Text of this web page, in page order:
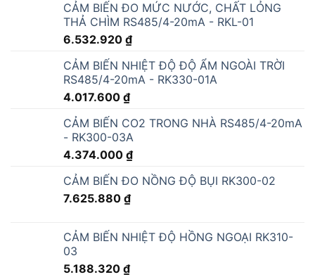
CẢM BIẾN ĐO MỨC NƯỚC, CHẤT LỎNG
THẢ CHÌM RS485/4-20mA - RKL-01
6.532.920 ₫
CẢM BIẾN NHIỆT ĐỘ ĐỘ ẨM NGOÀI TRỜI
RS485/4-20mA - RK330-01A
4.017.600 ₫
CẢM BIẾN CO2 TRONG NHÀ RS485/4-20mA
- RK300-03A
4.374.000 ₫
CẢM BIẾN ĐO NỒNG ĐỘ BỤI RK300-02
7.625.880 ₫
CẢM BIẾN NHIỆT ĐỘ HỒNG NGOẠI RK310-
03
5.188.320 ₫